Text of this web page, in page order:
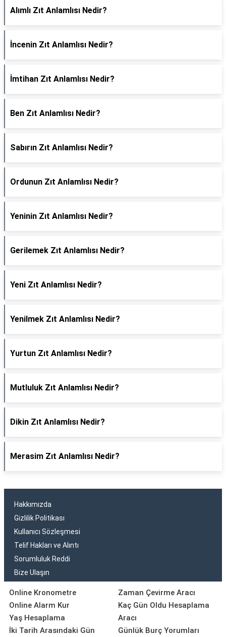
Alımlı Zıt Anlamlısı Nedir?
İncenin Zıt Anlamlısı Nedir?
İmtihan Zıt Anlamlısı Nedir?
Ben Zıt Anlamlısı Nedir?
Sabırın Zıt Anlamlısı Nedir?
Ordunun Zıt Anlamlısı Nedir?
Yeninin Zıt Anlamlısı Nedir?
Gerilemek Zıt Anlamlısı Nedir?
Yeni Zıt Anlamlısı Nedir?
Yenilmek Zıt Anlamlısı Nedir?
Yurtun Zıt Anlamlısı Nedir?
Mutluluk Zıt Anlamlısı Nedir?
Dikin Zıt Anlamlısı Nedir?
Merasim Zıt Anlamlısı Nedir?
Hakkımızda
Gizlilik Politikası
Kullanıcı Sözleşmesi
Telif Hakları ve Alıntı
Sorumluluk Reddi
Bize Ulaşın
Online Kronometre
Online Alarm Kur
Yaş Hesaplama
İki Tarih Arasındaki Gün
Zaman Çevirme Aracı
Kaç Gün Oldu Hesaplama
Aracı
Günlük Burç Yorumları